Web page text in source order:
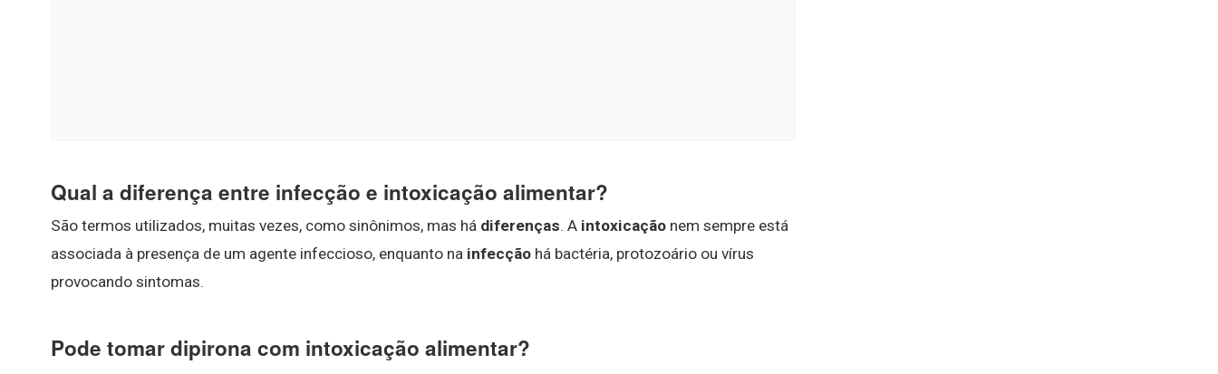
Qual a diferença entre infecção e intoxicação alimentar?
São termos utilizados, muitas vezes, como sinônimos, mas há diferenças. A intoxicação nem sempre está
associada à presença de um agente infeccioso, enquanto na infecção há bactéria, protozoário ou vírus
provocando sintomas.
Pode tomar dipirona com intoxicação alimentar?